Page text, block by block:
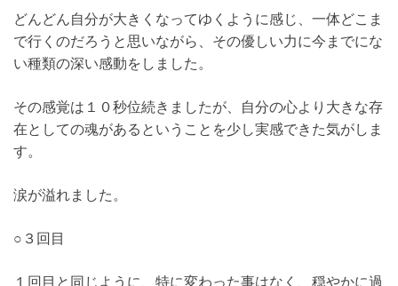
どんどん自分が大きくなってゆくように感じ、一体どこま
で行くのだろうと思いながら、その優しい力に今までにな
い種類の深い感動をしました。
その感覚は１０秒位続きましたが、自分の心より大きな存
在としての魂があるということを少し実感できた気がしま
す。
涙が溢れました。
○３回目
１回目と同じように、特に変わった事はなく、穏やかに過